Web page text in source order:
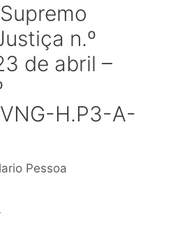
n.º
de abril –
H.P3-A-
Pessoa